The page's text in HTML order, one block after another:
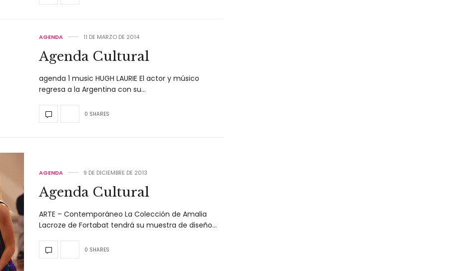
AGENDA 11 DE MARZO DE 2014
Agenda Cultural
agenda 1 music HUGH LAURIE El actor y músico
regresa a la Argentina con su…
0 SHARES
AGENDA 9 DE DICIEMBRE DE 2013
Agenda Cultural
ARTE – Contemporáneo La Colección de Amalia
Lacroze de Fortabat tendrá su muestra de diseño…
0 SHARES